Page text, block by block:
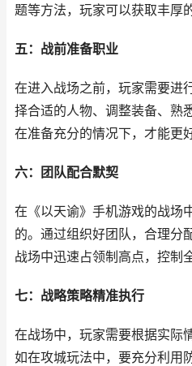
题等方法，玩家可以获取丰厚
五：战前准备职业
在进入战场之前，玩家需要进
择合适的人物、调整装备、熟
在准备充分的情况下，才能更
六：团队配合默契
在《以天谕》手机游戏的战场
的。通过组织好团队，合理分
战场中迅速占领制高点，控制
七：战略策略精准执行
在战场中，玩家需要根据实际
如在攻城玩法中，要充分利用